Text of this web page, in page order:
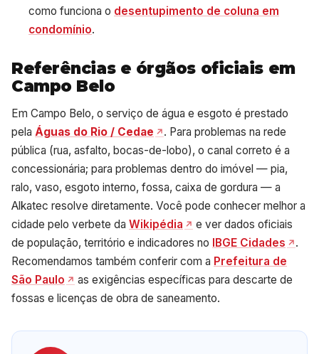
como funciona o desentupimento de coluna em
condomínio.
Referências e órgãos oficiais em
Campo Belo
Em Campo Belo, o serviço de água e esgoto é prestado
pela Águas do Rio / Cedae
. Para problemas na rede
pública (rua, asfalto, bocas-de-lobo), o canal correto é a
concessionária; para problemas dentro do imóvel — pia,
ralo, vaso, esgoto interno, fossa, caixa de gordura — a
Alkatec resolve diretamente. Você pode conhecer melhor a
cidade pelo verbete da Wikipédia
e ver dados oficiais
de população, território e indicadores no IBGE Cidades
.
Recomendamos também conferir com a Prefeitura de
São Paulo
as exigências específicas para descarte de
fossas e licenças de obra de saneamento.